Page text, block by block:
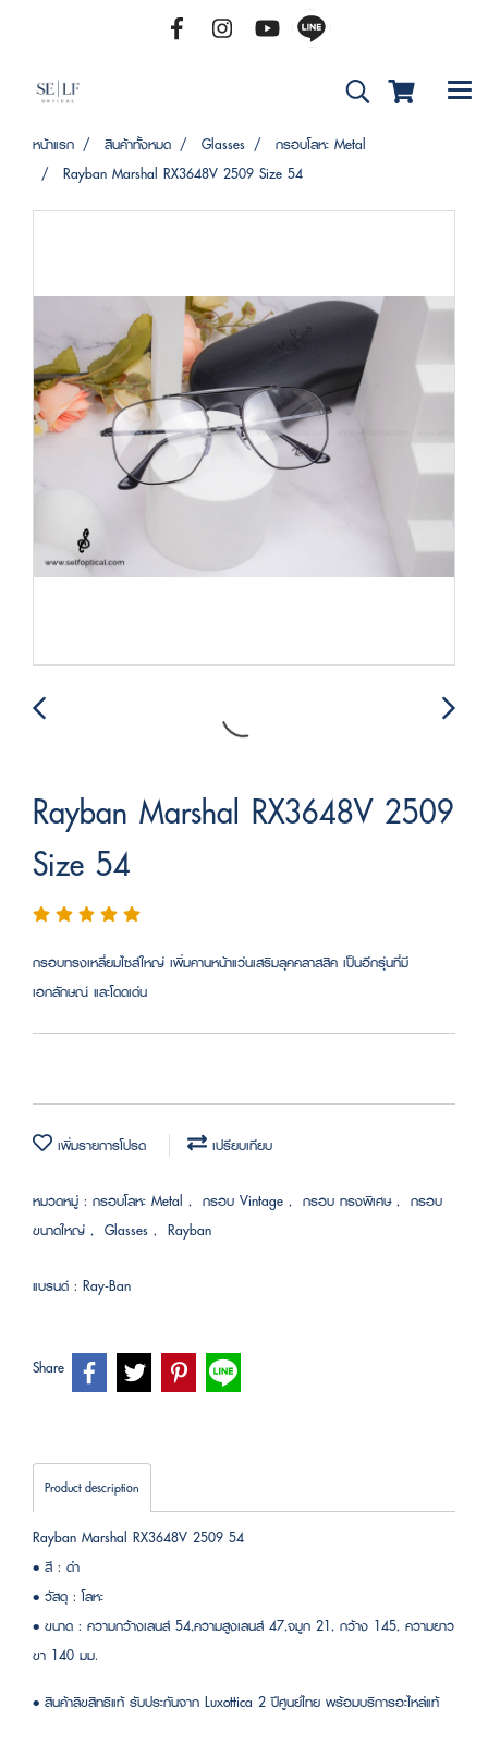
หน้าแรก สินค้าทั้งหมด Glasses
กรอบโลหะ Metal
Rayban Marshal RX3648V 2509 Size 54
Rayban Marshal RX3648V 2509
Size 54
กรอบทรงเหลี่ยมไซส์ใหญ่ เพิ่มคานหน้าแว่นเสริมลุคคลาสสิค เป็นอีกรุ่นที่มี
เอกลักษณ์ และโดดเด่น
เพิ่มรายการโปรด เปรียบเทียบ
หมวดหมู่ : กรอบโลหะ Metal , กรอบ Vintage , กรอบ ทรงพิเศษ, กรอบ
ขนาดใหญ่ , Glasses , Rayban
แบรนด์ : Ray-Ban
Share
Product description
Rayban Marshal RX3648V 2509 54
• สี : ดำ
• วัสดุ : โลหะ
• ขนาด : ความกว้างเลนส์ 54,ความสูงเลนส์ 47,จมูก 21, กว้าง 145, ความยาว
ขา 140 มม.
• สินค้าลิขสิทธิแท้ รับประกันจาก Luxottica 2 ปีศูนย์ไทย พร้อมบริการอะไหล่แท้